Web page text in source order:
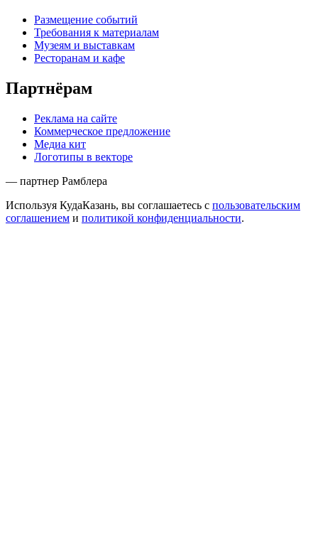
Размещение событий
Требования к материалам
Музеям и выставкам
Ресторанам и кафе
Партнёрам
Реклама на сайте
Коммерческое предложение
Медиа кит
Логотипы в векторе
— партнер Рамблера
Используя КудаКазань, вы соглашаетесь с пользовательским
соглашением и политикой конфиденциальности.